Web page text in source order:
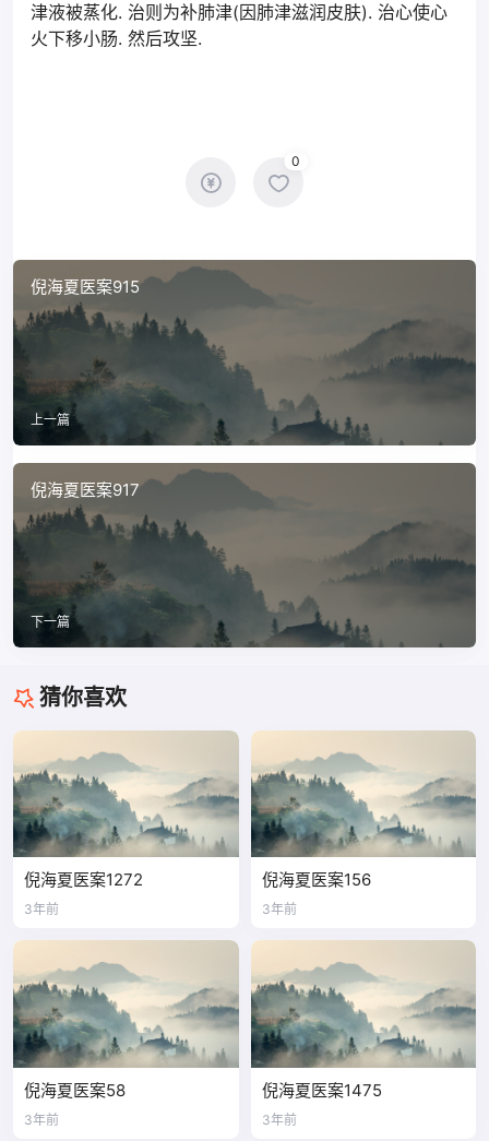
津液被蒸化. 治则为补肺津(因肺津滋润皮肤). 治心使心
火下移小肠. 然后攻坚.
0
倪海夏医案915
上一篇
倪海夏医案917
下一篇
猜你喜欢
倪海夏医案1272
3年前
倪海夏医案156
3年前
倪海夏医案58
3年前
倪海夏医案1475
3年前